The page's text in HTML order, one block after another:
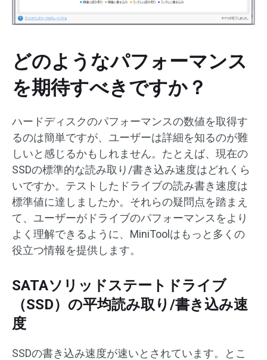
どのようなパフォーマンス
を期待すべきですか？
ハードディスクのパフォーマンスの数値を取得す
るのは簡単ですが、ユーザーは詳細を知るのが難
しいと感じるかもしれません。たとえば、現在の
SSDの標準的な読み取り/書き込み速度はどれくら
いですか。テストしたドライブの読み書き速度は
標準値に達しましたか。それらの疑問点を踏まえ
て、ユーザーがドライブのパフォーマンスをより
よく理解できるように、MiniToolはもっと多くの
役立つ情報を提供します。
SATAソリッドステートドライブ
（SSD）の平均読み取り/書き込み速
度
SSDの書き込み速度が速いとされています。とこ